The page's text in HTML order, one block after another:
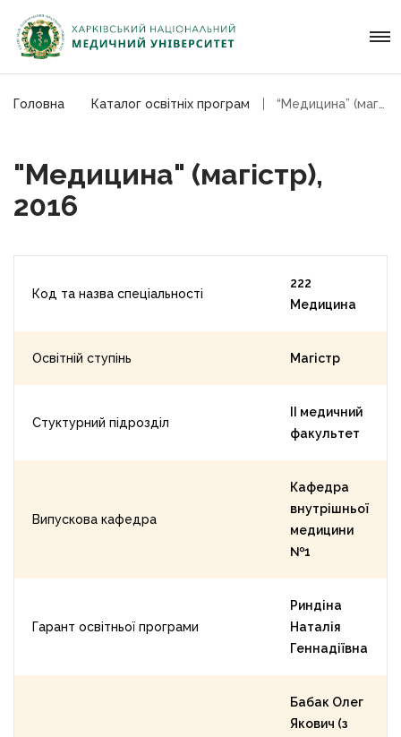
Головна Каталог освітніх програм
"Медицина" (магістр),
2016
Код та назва спеціальності
222
Медицина
Освітній ступінь Магістр
Стуктурний підрозділ
ІІ медичний
факультет
Випускова кафедра
Кафедра
внутрішньої
медицини
№1
Гарант освітньої програми
Риндіна
Наталія
Геннадіївна
Бабак Олег
Якович (з